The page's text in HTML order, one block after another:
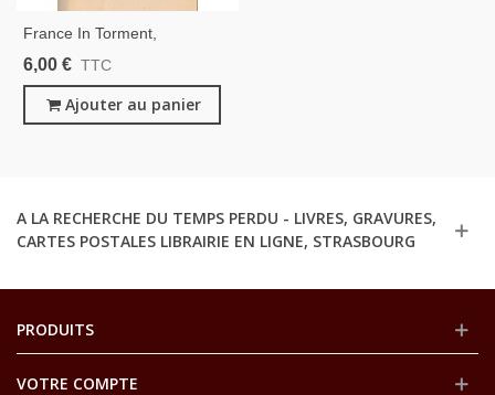
France In Torment,
Madeleine Gex Le Verrier,
Guerre Mondiale, English
6,00 € TTC
Ajouter au panier
A LA RECHERCHE DU TEMPS PERDU - LIVRES, GRAVURES,
CARTES POSTALES LIBRAIRIE EN LIGNE, STRASBOURG
PRODUITS
VOTRE COMPTE